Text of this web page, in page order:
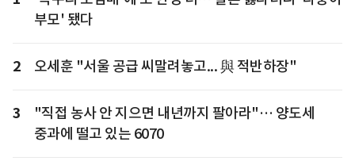
부모' 됐다
2 오세훈 "서울 공급 씨말려놓고... 與 적반하장"
3
"직접 농사 안 지으면 내년까지 팔아라"… 양도세
중과에 떨고 있는 6070